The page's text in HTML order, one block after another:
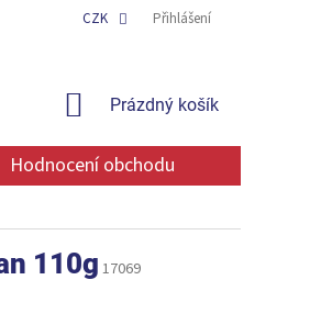
ÚDAJŮCZK Přihlášení
NÁKUPNÍ
Prázdný košík
Hodnocení obchodu
110g 17069